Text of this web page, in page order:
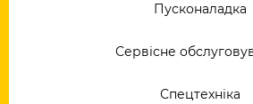
Пусконаладка
Сервісне
Спецтехніка